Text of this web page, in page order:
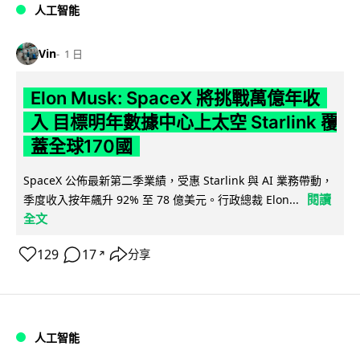
人工智能
Vin 1 日
Elon Musk: SpaceX 將挑戰萬億年收
入 目標明年數據中心上太空 Starlink 覆
蓋全球170國
SpaceX 公佈最新第二季業績，受惠 Starlink 與 AI 業務帶動，
季度收入按年飆升 92% 至 78 億美元。行政總裁 Elon...
閱讀
全文
129 17 ↗ 分享
人工智能